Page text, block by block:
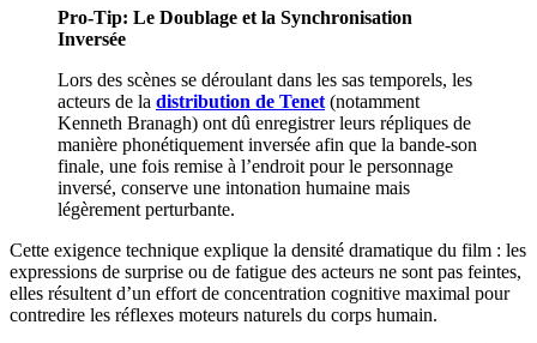
Pro-Tip: Le Doublage et la Synchronisation
Inversée
Lors des scènes se déroulant dans les sas temporels, les
acteurs de la distribution de Tenet (notamment
Kenneth Branagh) ont dû enregistrer leurs répliques de
manière phonétiquement inversée afin que la bande-son
finale, une fois remise à l’endroit pour le personnage
inversé, conserve une intonation humaine mais
légèrement perturbante.
Cette exigence technique explique la densité dramatique du film : les
expressions de surprise ou de fatigue des acteurs ne sont pas feintes,
elles résultent d’un effort de concentration cognitive maximal pour
contredire les réflexes moteurs naturels du corps humain.